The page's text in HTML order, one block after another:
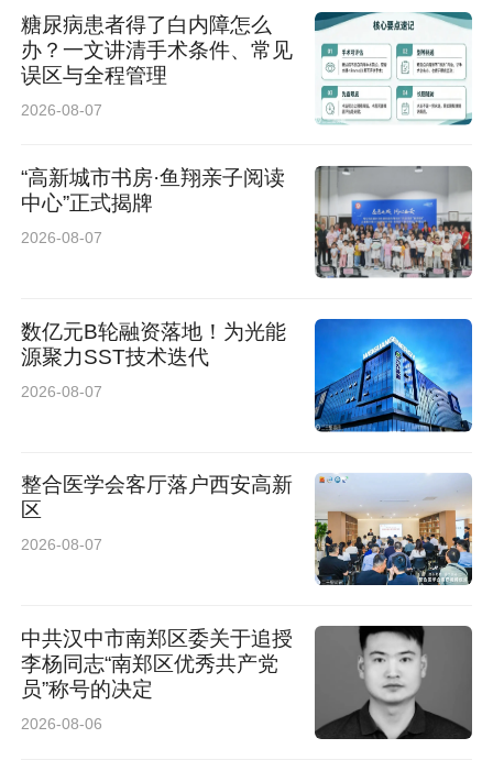
糖尿病患者得了白内障怎么
办？一文讲清手术条件、常见
误区与全程管理
2026-08-07
“高新城市书房·鱼翔亲子阅读
中心”正式揭牌
2026-08-07
数亿元B轮融资落地！为光能
源聚力SST技术迭代
2026-08-07
整合医学会客厅落户西安高新
区
2026-08-07
中共汉中市南郑区委关于追授
李杨同志“南郑区优秀共产党
员”称号的决定
2026-08-06